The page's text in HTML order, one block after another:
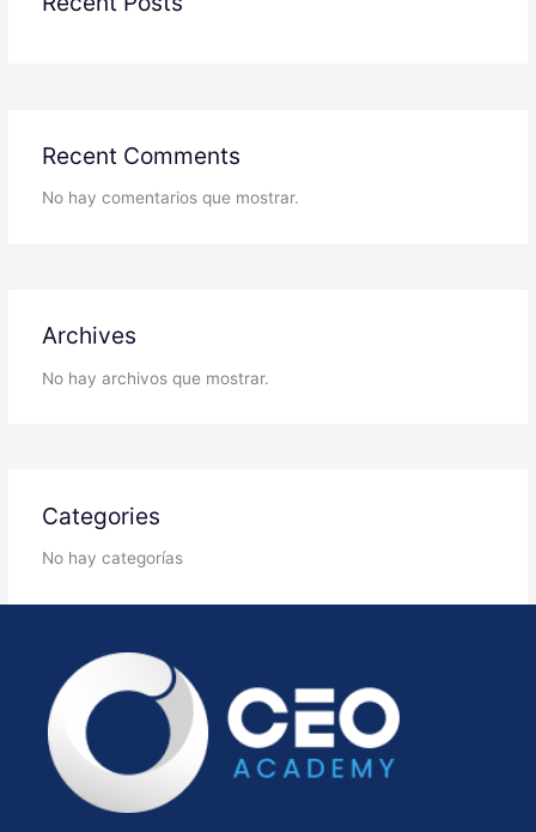
Recent Comments
No hay comentarios que mostrar.
Archives
No hay archivos que mostrar.
Categories
No hay categorías